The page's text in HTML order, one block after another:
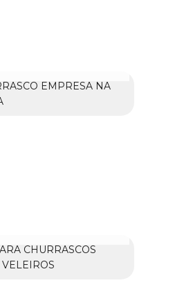
EMPRESA NA
CHURRASCOS